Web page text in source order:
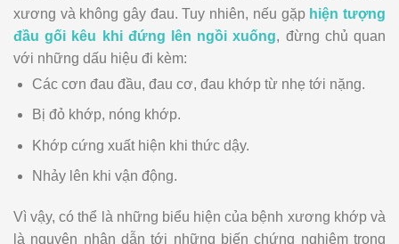
xương và không gây đau. Tuy nhiên, nếu gặp hiện tượng
đầu gối kêu khi đứng lên ngồi xuống, đừng chủ quan
với những dấu hiệu đi kèm:
Các cơn đau đầu, đau cơ, đau khớp từ nhẹ tới nặng.
Bị đỏ khớp, nóng khớp.
Khớp cứng xuất hiện khi thức dậy.
Nhảy lên khi vận động.
Vì vậy, có thể là những biểu hiện của bệnh xương khớp và
là nguyên nhân dẫn tới những biến chứng nghiêm trọng